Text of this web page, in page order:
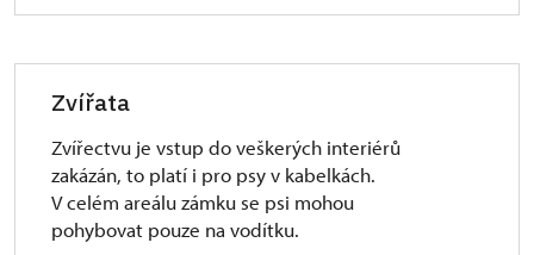
Zvířata
Zvířectvu je vstup do veškerých interiérů
zakázán, to platí i pro psy v kabelkách.
V celém areálu zámku se psi mohou
pohybovat pouze na vodítku.